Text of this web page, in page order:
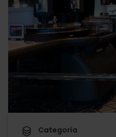
Categoría